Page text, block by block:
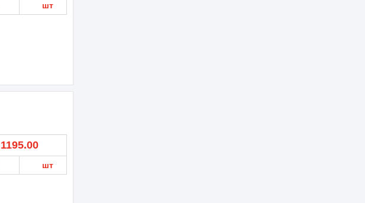
шт
1195.00
шт